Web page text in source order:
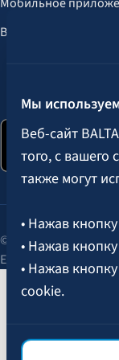
Мы
Веб-сайт
того, с
также могут
• Нажав
• Нажав
• Нажав
cookie.
Более
Выгоды для клиентов
© 2026 AAS BALTA |
Единый рег. №